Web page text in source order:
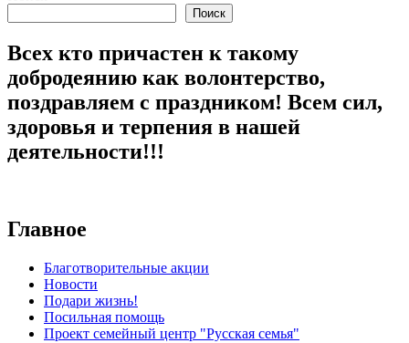
Поиск
Всех кто причастен к такому
добродеянию как волонтерство,
поздравляем с праздником! Всем сил,
здоровья и терпения в нашей
деятельности!!!
Главное
Благотворительные акции
Новости
Подари жизнь!
Посильная помощь
Проект семейный центр "Русская семья"